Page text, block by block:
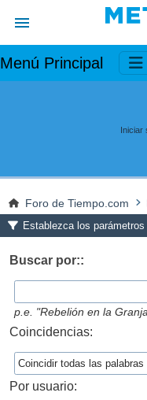
Menú Principal
Iniciar
Foro de Tiempo.com
Establezca los
Buscar por::
p.e. "Rebelión en la
Coincidencias:
Por usuario: